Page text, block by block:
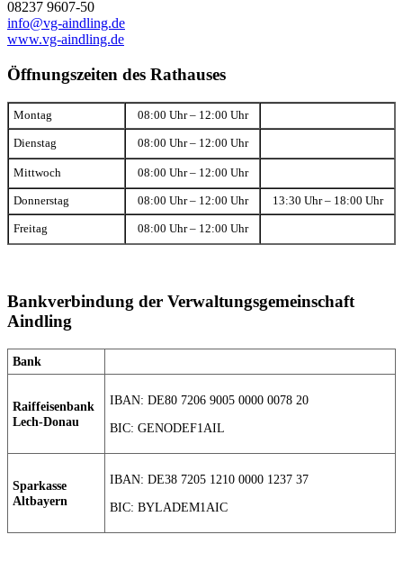
08237 9607-50
info@vg-aindling.de
www.vg-aindling.de
Öffnungszeiten des Rathauses
Montag 08:00 Uhr – 12:00 Uhr
Dienstag 08:00 Uhr – 12:00 Uhr
Mittwoch 08:00 Uhr – 12:00 Uhr
Donnerstag 08:00 Uhr – 12:00 Uhr 13:30 Uhr – 18:00 Uhr
Freitag 08:00 Uhr – 12:00 Uhr
Bankverbindung der Verwaltungsgemeinschaft
Aindling
Bank
Raiffeisenbank
Lech-Donau
IBAN: DE80 7206 9005 0000 0078 20
BIC: GENODEF1AIL
Sparkasse
Altbayern
IBAN: DE38 7205 1210 0000 1237 37
BIC: BYLADEM1AIC